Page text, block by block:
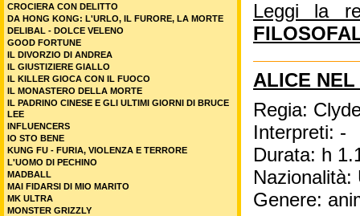
Leggi la
ALICE NEL
Regia:
Interpreti: -
Durata: h
Nazionalità:
Genere:
CROCIERA CON DELITTO
DA HONG KONG: L'URLO, IL FURORE, LA MORTE
DELIBAL - DOLCE VELENO
GOOD FORTUNE
IL DIVORZIO DI ANDREA
IL GIUSTIZIERE GIALLO
IL KILLER GIOCA CON IL FUOCO
IL MONASTERO DELLA MORTE
IL PADRINO CINESE E GLI ULTIMI GIORNI DI BRUCE
LEE
INFLUENCERS
IO STO BENE
KUNG FU - FURIA, VIOLENZA E TERRORE
L'UOMO DI PECHINO
MADBALL
MAI FIDARSI DI MIO MARITO
MK ULTRA
MONSTER GRIZZLY